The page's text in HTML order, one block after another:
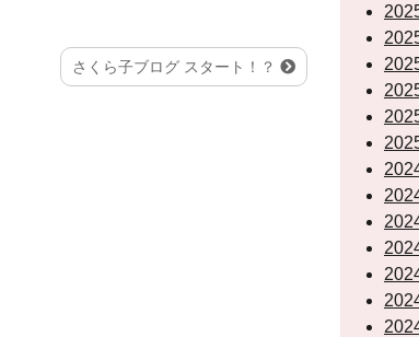
さくら子ブログ スタート！？